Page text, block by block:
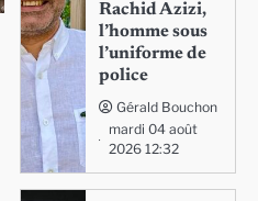
Rachid Azizi,
l’homme sous
l’uniforme de
police
Gérald Bouchon
mardi 04 août
2026 12:32